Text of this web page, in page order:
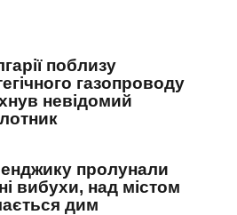
поблизу
газопроводу
невідомий
пролунали
вибухи, над містом
дим